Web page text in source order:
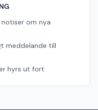
om nya
meddelande till
hyrs ut fort